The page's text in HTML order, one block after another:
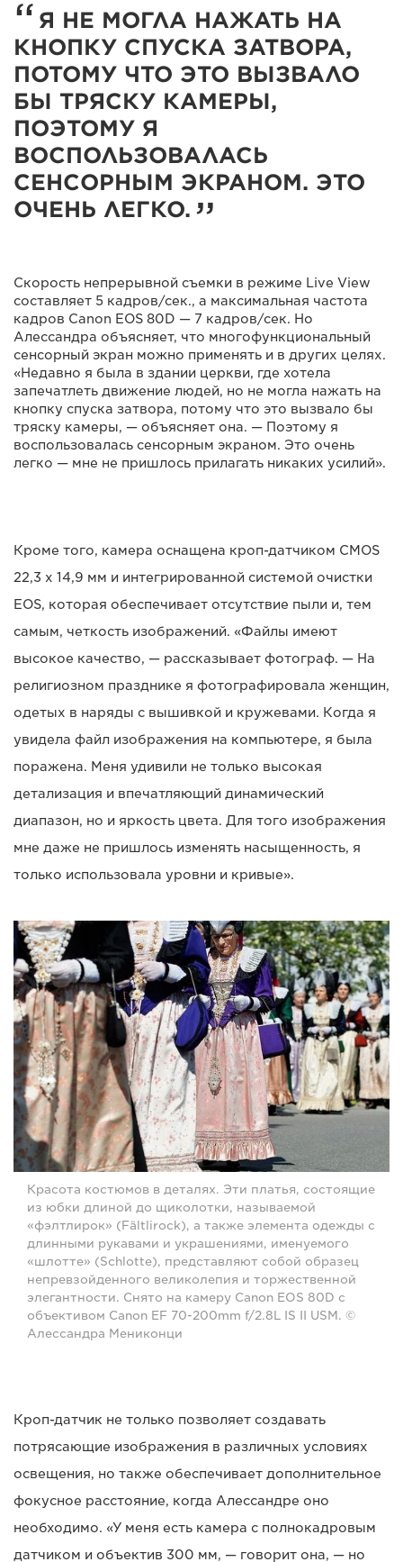
Я НЕ МОГЛА НАЖАТЬ НА
КНОПКУ СПУСКА ЗАТВОРА,
ПОТОМУ ЧТО ЭТО ВЫЗВАЛО
БЫ ТРЯСКУ КАМЕРЫ,
ПОЭТОМУ Я
ВОСПОЛЬЗОВАЛАСЬ
СЕНСОРНЫМ ЭКРАНОМ. ЭТО
ОЧЕНЬ ЛЕГКО.
Скорость непрерывной съемки в режиме Live View
составляет 5 кадров/сек., а максимальная частота
кадров Canon EOS 80D — 7 кадров/сек. Но
Алессандра объясняет, что многофункциональный
сенсорный экран можно применять и в других целях.
«Недавно я была в здании церкви, где хотела
запечатлеть движение людей, но не могла нажать на
кнопку спуска затвора, потому что это вызвало бы
тряску камеры, — объясняет она. — Поэтому я
воспользовалась сенсорным экраном. Это очень
легко — мне не пришлось прилагать никаких усилий».
Кроме того, камера оснащена кроп-датчиком CMOS
22,3 x 14,9 мм и интегрированной системой очистки
EOS, которая обеспечивает отсутствие пыли и, тем
самым, четкость изображений. «Файлы имеют
высокое качество, — рассказывает фотограф. — На
религиозном празднике я фотографировала женщин,
одетых в наряды с вышивкой и кружевами. Когда я
увидела файл изображения на компьютере, я была
поражена. Меня удивили не только высокая
детализация и впечатляющий динамический
диапазон, но и яркость цвета. Для того изображения
мне даже не пришлось изменять насыщенность, я
только использовала уровни и кривые».
Красота костюмов в деталях. Эти платья, состоящие
из юбки длиной до щиколотки, называемой
«фэлтлирок» (Fältlirock), а также элемента одежды с
длинными рукавами и украшениями, именуемого
«шлотте» (Schlotte), представляют собой образец
непревзойденного великолепия и торжественной
элегантности. Снято на камеру Canon EOS 80D с
объективом Canon EF 70-200mm f/2.8L IS II USM. ©
Алессандра Мениконци
Кроп-датчик не только позволяет создавать
потрясающие изображения в различных условиях
освещения, но также обеспечивает дополнительное
фокусное расстояние, когда Алессандре оно
необходимо. «У меня есть камера с полнокадровым
датчиком и объектив 300 мм, — говорит она, — но